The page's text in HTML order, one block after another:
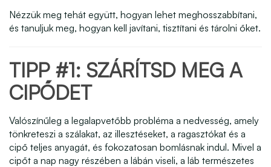
Nézzük meg tehát együtt, hogyan lehet meghosszabbítani,
és tanuljuk meg, hogyan kell javítani, tisztítani és tárolni őket.
TIPP #1: SZÁRÍTSD MEG A
CIPŐDET
Valószínűleg a legalapvetőbb probléma a nedvesség, amely
tönkreteszi a szálakat, az illesztéseket, a ragasztókat és a
cipő teljes anyagát, és fokozatosan bomlásnak indul. Mivel a
cipőt a nap nagy részében a lábán viseli, a láb természetes